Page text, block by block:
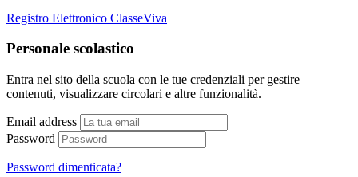
Registro Elettronico ClasseViva
Personale scolastico
Entra nel sito della scuola con le tue credenziali per gestire
contenuti, visualizzare circolari e altre funzionalità.
Email address
Password
Password dimenticata?